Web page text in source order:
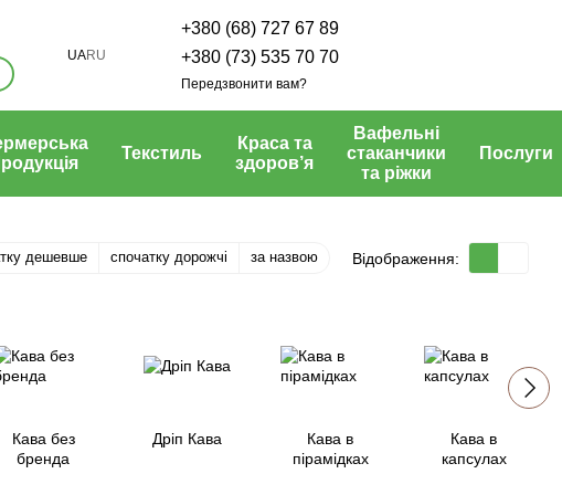
UARU
+380 (68) 727 67 89
+380 (73) 535 70 70
Передзвонити вам?
Текстиль
Краса та
здоров’я
Вафельні
стаканчики
та ріжки
Послуги
дешевше спочатку дорожчі за назвою Відображення:
Кава без
бренда
Дріп Кава
Кава в
пірамідках
Кава в
капсулах